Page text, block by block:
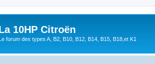
10HP Citroën
forum des types A, B2, B10, B12, B14, B15, B18,et K1